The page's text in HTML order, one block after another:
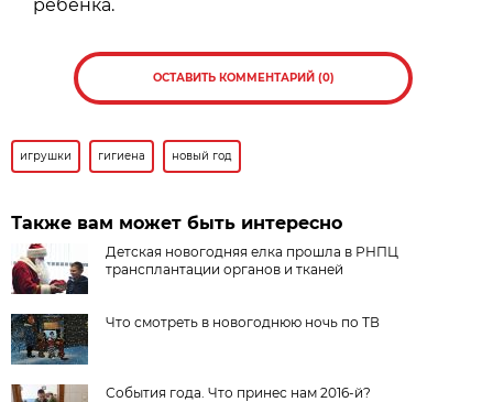
ребенка.
ОСТАВИТЬ КОММЕНТАРИЙ (0)
игрушки гигиена новый год
Также вам может быть интересно
Детская новогодняя елка прошла в РНПЦ
трансплантации органов и тканей
Что смотреть в новогоднюю ночь по ТВ
События года. Что принес нам 2016-й?